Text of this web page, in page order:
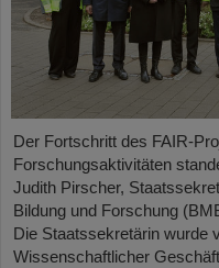
Der Fortschritt des FAIR-
Forschungsaktivitäten
Judith Pirscher,
Bildung und Forschung
Die Staatssekretärin wurde
Wissenschaftlicher